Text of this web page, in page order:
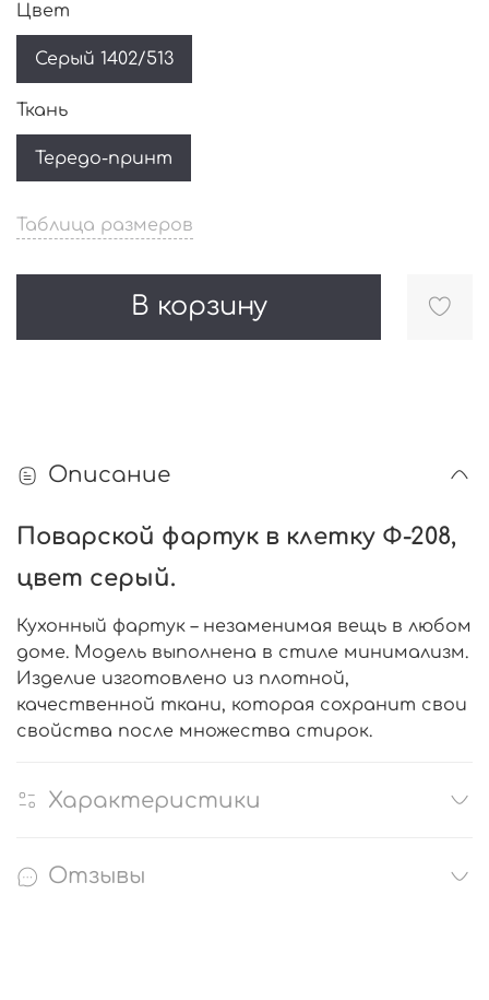
Таблица размеров
В корзину
Цвет
Серый 1402/513
Ткань
Тередо-принт
Описание
Поварской фартук в клетку Ф-208,
цвет серый.
Кухонный фартук – незаменимая вещь в любом
доме. Модель выполнена в стиле минимализм.
Изделие изготовлено из плотной,
качественной ткани, которая сохранит свои
свойства после множества стирок.
Характеристики
Отзывы